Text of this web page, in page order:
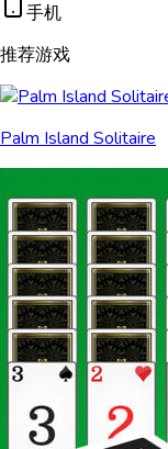
手机
推荐游戏
Palm Island Solitaire